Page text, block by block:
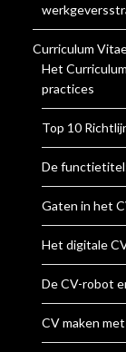
Curriculum
Het
practices
Top 10
De
Gaten in het
Het digitale
De CV-robot
CV maken